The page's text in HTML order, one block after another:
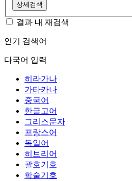
상세검색
결과 내 재검색
인기 검색어
다국어 입력
히라가나
가타카나
중국어
한글고어
그리스문자
프랑스어
독일어
히브리어
괄호기호
학술기호